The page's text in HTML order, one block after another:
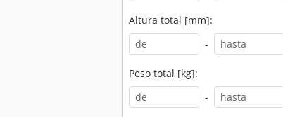
Altura total [mm]:
-
Peso total [kg]:
-